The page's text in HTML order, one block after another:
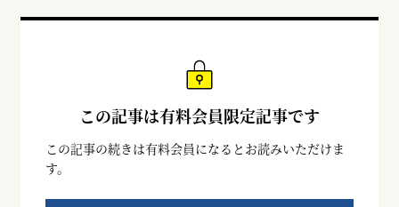
この記事は有料会員限定記事です
この記事の続きは有料会員になるとお読みいただけま
す。